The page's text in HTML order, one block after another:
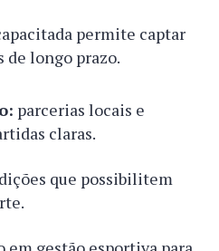
permite captar
de longo prazo.
parcerias locais e
claras.
que possibilitem